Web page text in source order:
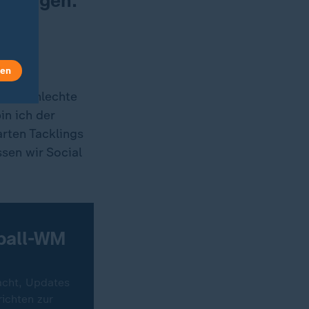
ist schlechte
ich der
Tacklings
wir Social
WM
Updates
zur